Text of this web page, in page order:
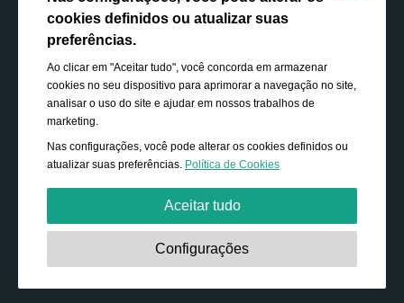
cookies definidos ou atualizar suas
preferências.
Ao clicar em "Aceitar tudo", você concorda em armazenar
cookies no seu dispositivo para aprimorar a navegação no site,
analisar o uso do site e ajudar em nossos trabalhos de
marketing.
Nas configurações, você pode alterar os cookies definidos ou
atualizar suas preferências. Política de Cookies
Aceitar tudo
Estritamente necessário:
Os cookies são essenciais para
ativar funcionalidades básicas, como navegação,
Configurações